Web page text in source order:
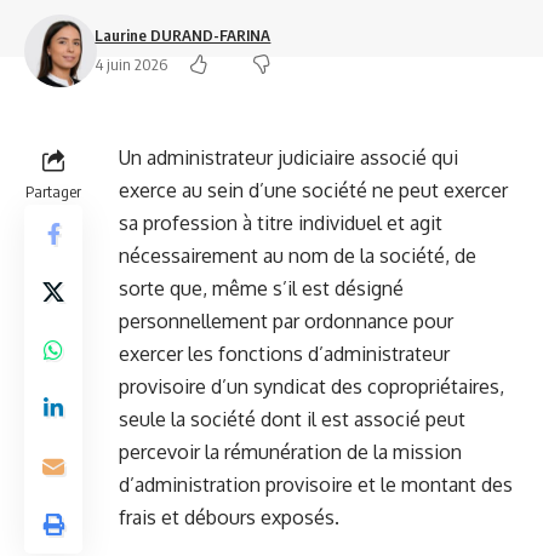
Laurine DURAND-FARINA
4 juin 2026
Partager
Un administrateur judiciaire associé qui
exerce au sein d’une société ne peut exercer
sa profession à titre individuel et agit
nécessairement au nom de la société, de
sorte que, même s’il est désigné
personnellement par ordonnance pour
exercer les fonctions d’administrateur
provisoire d’un syndicat des copropriétaires,
seule la société dont il est associé peut
percevoir la rémunération de la mission
d’administration provisoire et le montant des
frais et débours exposés.